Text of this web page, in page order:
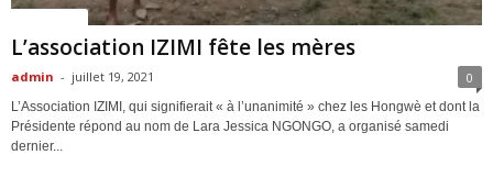
L’association IZIMI fête les mères
admin - juillet 19, 2021 0
L’Association IZIMI, qui signifierait « à l’unanimité » chez les Hongwè et dont la
Présidente répond au nom de Lara Jessica NGONGO, a organisé samedi
dernier...